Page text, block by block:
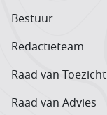
Bestuur
Redactieteam
Raad van Toezicht
Raad van Advies